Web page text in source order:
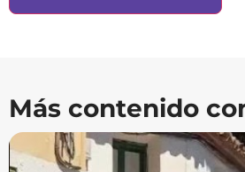
Más contenido